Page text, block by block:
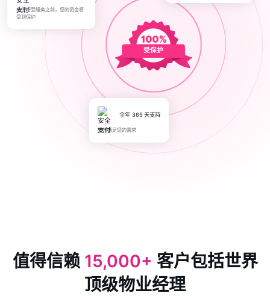
受保护
在您接受服务之前，您的资金将
受到保护
全年 365 天支持
随时满足您的需求
值得信赖 15,000+ 客户包括世界
顶级物业经理